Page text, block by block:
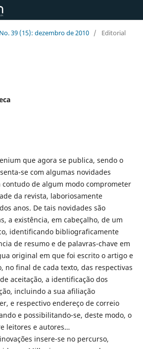
No. 39 (15): dezembro de 2010 / Editorial
que agora se publica, sendo o
se com algumas novidades
de algum modo comprometer
da revista, laboriosamente
anos. De tais novidades são
a existência, em cabeçalho, de um
identificando bibliograficamente
de resumo e de palavras-chave em
original em que foi escrito o artigo e
no final de cada texto, das respectivas
aceitação, a identificação dos
incluindo a sua afiliação
e respectivo endereço de correio
e possibilitando-se, deste modo, o
leitores e autores…
insere-se no percurso,